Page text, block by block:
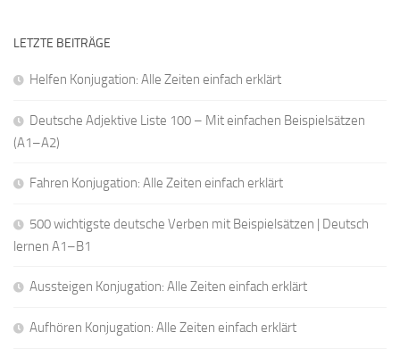
LETZTE BEITRÄGE
Helfen Konjugation: Alle Zeiten einfach erklärt
Deutsche Adjektive Liste 100 – Mit einfachen Beispielsätzen
(A1–A2)
Fahren Konjugation: Alle Zeiten einfach erklärt
500 wichtigste deutsche Verben mit Beispielsätzen | Deutsch
lernen A1–B1
Aussteigen Konjugation: Alle Zeiten einfach erklärt
Aufhören Konjugation: Alle Zeiten einfach erklärt